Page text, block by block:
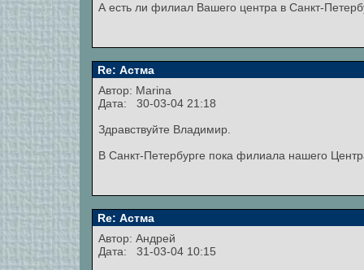
А есть ли филиал Вашего центра в Санкт-
Re: Астма
Автор: Marina
Дата: 30-03-04 21:18
Здравствуйте Владимир.
В Санкт-Петербурге пока филиала нашего
Re: Астма
Автор: Андрей
Дата: 31-03-04 10:15